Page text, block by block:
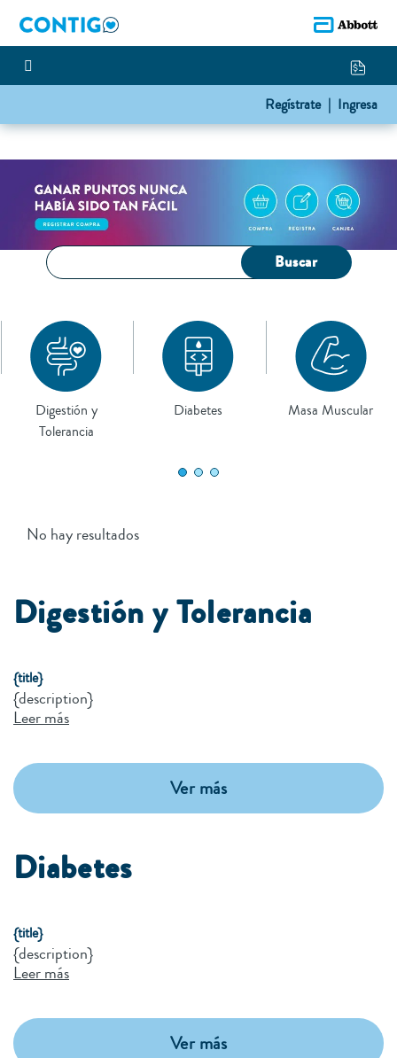
Regístrate | Ingresa
Digestión y
Tolerancia
Diabetes Masa Muscular
Buscar
No hay resultados
Digestión y Tolerancia
{title}
{description}
Leer más
Ver más
Diabetes
{title}
{description}
Leer más
Ver más